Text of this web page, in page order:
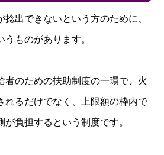
捻出できないという方のために、
うものがあります。
者のための扶助制度の一環で、火
れるだけでなく、上限額の枠内で
負担するという制度です。